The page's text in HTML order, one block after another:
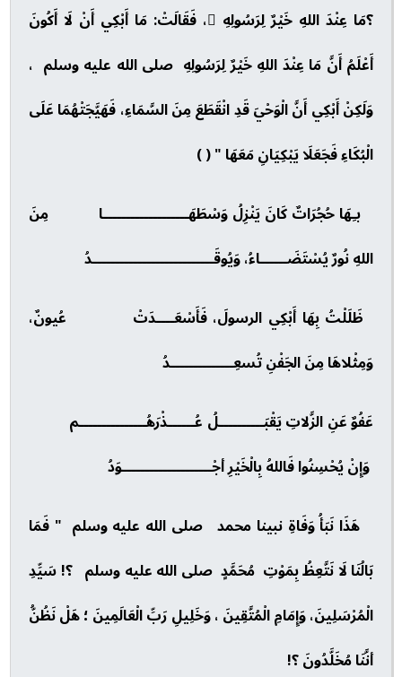
؟مَا عِنْدَ اللهِ خَيْرٌ لِرَسُولِهِ ، فَقَالَتْ: مَا أَبْكِي أَنْ لَا أَكُونَ
أَعْلَمُ أَنَّ مَا عِنْدَ اللهِ خَيْرٌ لِرَسُولِهِ صلى الله عليه وسلم ،
وَلَكِنْ أَبْكِي أَنَّ الْوَحْيَ قَدِ انْقَطَعَ مِنَ السَّمَاءِ، فَهَيَّجَتْهُمَا عَلَى
الْبُكَاءِ فَجَعَلَا يَبْكِيَانِ مَعَهَا " ( )
بـِهَا حُجُرَاتٌ كَانَ يَنْزِلُ وَسْطَهَـــــــــــــــــــا مِنَ
اللهِ نُورٌ يُسْتَضَــــــاءُ، وَيُوقَـــــــــــــــــــــــــــدُ
ظَلَلْتُ بِهَا أَبْكِي الرسولَ، فَأَسْعَــــدَتْ عُيونٌ،
وَمِثْلاهَا مِنَ الجَفْنِ تُسعِــــــــــــــدُ
عَفُوٌ عَنِ الزَّلاتِ يَقْبَــــــــــلُ عُــــــذْرَهُـــــــــــــــم
وَإِنْ يُحْسِنُوا فَاللهُ بِالْخَيْرِ أجْــــــــــــــــــــوَدُ
هَذَا نَبَأُ وَفَاةِ نبينا محمد صلى الله عليه وسلم " فَمَا
بَالُنَا لَا نَتَّعِظُ بِمَوْتِ مُحَمَّدٍ صلى الله عليه وسلم ؟! سَيِّدِ
الْمُرْسَلِينَ، وَإِمَامِ الْمُتَّقِينَ ، وَخَلِيلِ رَبِّ الْعَالَمِينَ ؛ هَلْ نَظُنُّ
أنَّنَا مُخَلَّدُونَ ؟!